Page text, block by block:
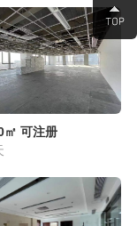
㎡ 可注册